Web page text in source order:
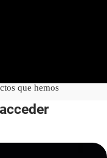
que hemos